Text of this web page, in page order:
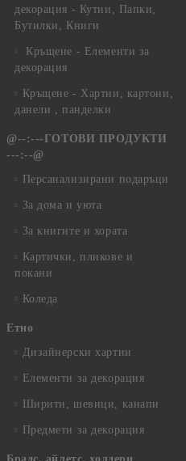
декорация - Кутии, Папки,
Бутилки, Книги
Кръщене - Елементи за
декорация
Кръщене - Хартии, картони,
данели , панделки
@--:---ГОТОВИ ПРОДУКТИ
---:--@
Персанализирани подаръци
За дома и уюта
За книгите и хората
Картички, пликове и
покани
Коледа
Етно
Дизайнерски хартии
Елементи за декорация
Ширити, шевици, канапи
Предмети за декорация